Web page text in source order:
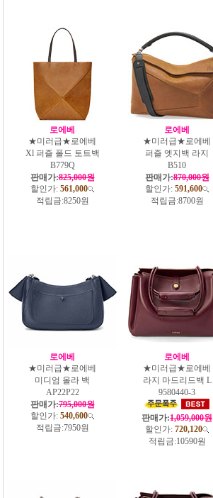
로에베
★미러급★로에베
Xl 퍼즐 폴드 토트백
B779Q
판매가:825,000원
할인가: 561,000
적립금:8250원
로에베
★미러급★로에베
퍼즐 엣지백 라지
B510
판매가:870,000원
할인가: 591,600
적립금:8700원
로에베
★미러급★로에베
미디엄 올라 백
AP22P22
판매가:795,000원
할인가: 540,600
적립금:7950원
로에베
★미러급★로에베
라지 마드리드백 L
9580440-3
판매가:1,059,000원
할인가: 720,120
적립금:10590원